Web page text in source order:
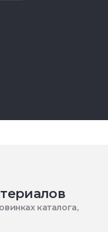
каталога,